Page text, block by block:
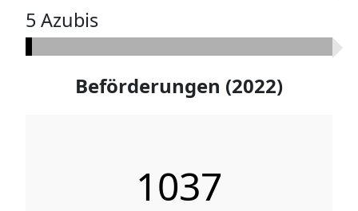
5 Azubis
Beförderungen (2022)
2996